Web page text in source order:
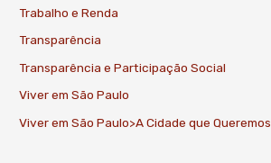
Trabalho e Renda
Transparência
Transparência e Participação Social
Viver em São Paulo
Viver em São Paulo>A Cidade que Queremos